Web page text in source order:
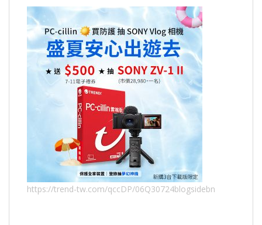
https://trend-tw.com/qccDP/06Q30724blogsidebn